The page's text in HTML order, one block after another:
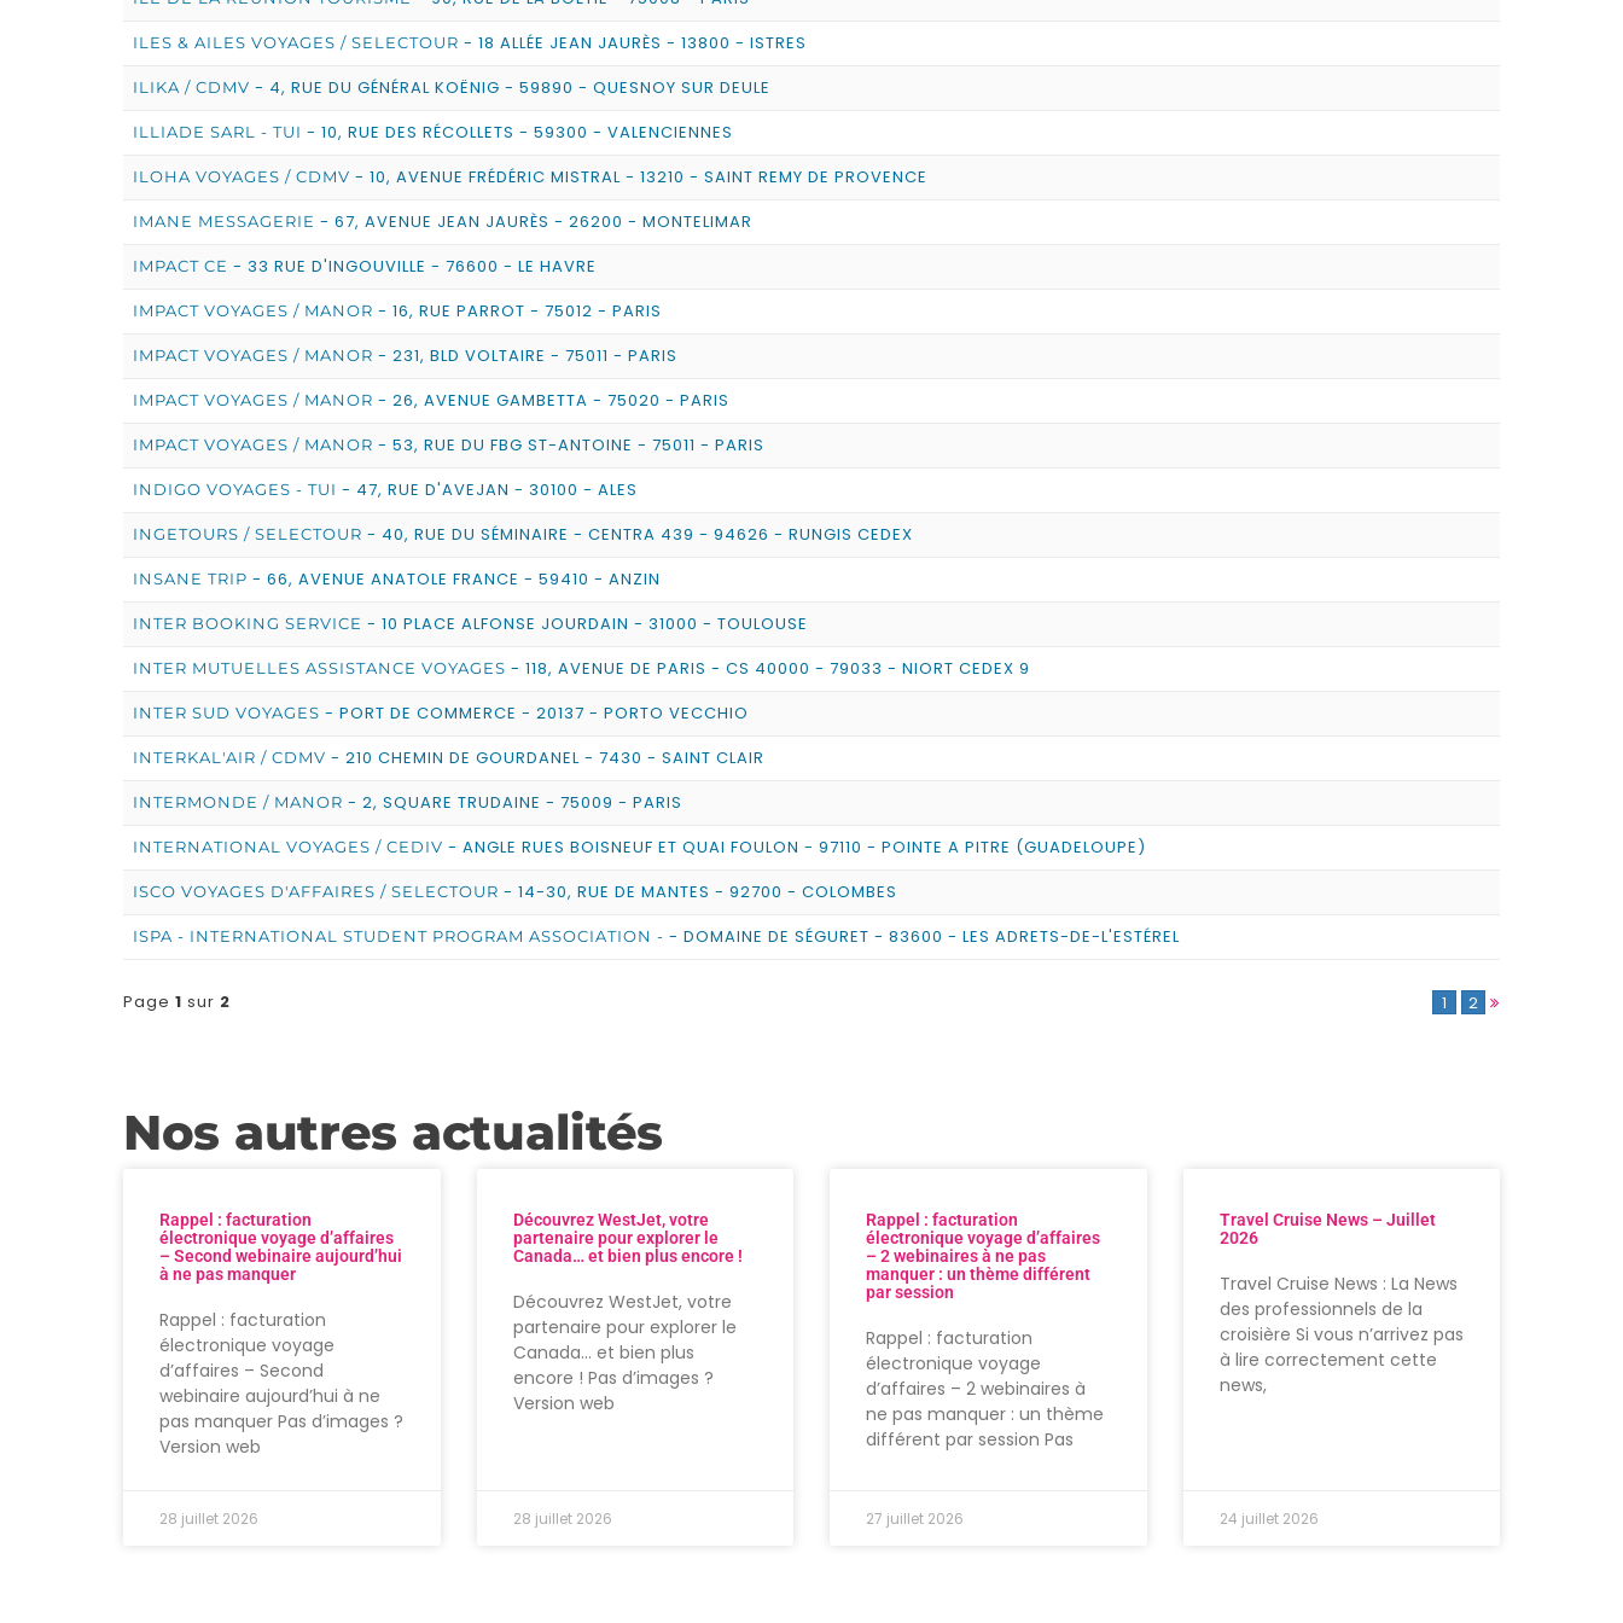
ILES & AILES VOYAGES / SELECTOUR - 18 ALLÉE JEAN JAURÈS - 13800 - ISTRES
ILIKA / CDMV - 4, RUE DU GÉNÉRAL KOËNIG - 59890 - QUESNOY SUR DEULE
ILLIADE SARL - TUI - 10, RUE DES RÉCOLLETS - 59300 - VALENCIENNES
ILOHA VOYAGES / CDMV - 10, AVENUE FRÉDÉRIC MISTRAL - 13210 - SAINT REMY DE PROVENCE
IMANE MESSAGERIE - 67, AVENUE JEAN JAURÈS - 26200 - MONTELIMAR
IMPACT CE - 33 RUE D'INGOUVILLE - 76600 - LE HAVRE
IMPACT VOYAGES / MANOR - 16, RUE PARROT - 75012 - PARIS
IMPACT VOYAGES / MANOR - 231, BLD VOLTAIRE - 75011 - PARIS
IMPACT VOYAGES / MANOR - 26, AVENUE GAMBETTA - 75020 - PARIS
IMPACT VOYAGES / MANOR - 53, RUE DU FBG ST-ANTOINE - 75011 - PARIS
INDIGO VOYAGES - TUI - 47, RUE D'AVEJAN - 30100 - ALES
INGETOURS / SELECTOUR - 40, RUE DU SÉMINAIRE - CENTRA 439 - 94626 - RUNGIS CEDEX
INSANE TRIP - 66, AVENUE ANATOLE FRANCE - 59410 - ANZIN
INTER BOOKING SERVICE - 10 PLACE ALFONSE JOURDAIN - 31000 - TOULOUSE
INTER MUTUELLES ASSISTANCE VOYAGES - 118, AVENUE DE PARIS - CS 40000 - 79033 - NIORT CEDEX 9
INTER SUD VOYAGES - PORT DE COMMERCE - 20137 - PORTO VECCHIO
INTERKAL'AIR / CDMV - 210 CHEMIN DE GOURDANEL - 7430 - SAINT CLAIR
INTERMONDE / MANOR - 2, SQUARE TRUDAINE - 75009 - PARIS
INTERNATIONAL VOYAGES / CEDIV - ANGLE RUES BOISNEUF ET QUAI FOULON - 97110 - POINTE A PITRE (GUADELOUPE)
ISCO VOYAGES D'AFFAIRES / SELECTOUR - 14-30, RUE DE MANTES - 92700 - COLOMBES
ISPA - INTERNATIONAL STUDENT PROGRAM ASSOCIATION - - DOMAINE DE SÉGURET - 83600 - LES ADRETS-DE-L'ESTÉREL
Page 1 sur 2 1 2
Nos autres actualités
Rappel : facturation
électronique voyage d’affaires
– Second webinaire aujourd’hui
à ne pas manquer
Rappel : facturation
électronique voyage
d’affaires – Second
webinaire aujourd’hui à ne
pas manquer Pas d’images ?
Version web
28 juillet 2026
Découvrez WestJet, votre
partenaire pour explorer le
Canada… et bien plus encore !
Découvrez WestJet, votre
partenaire pour explorer le
Canada… et bien plus
encore ! Pas d’images ?
Version web
28 juillet 2026
Rappel : facturation
électronique voyage d’affaires
– 2 webinaires à ne pas
manquer : un thème différent
par session
Rappel : facturation
électronique voyage
d’affaires – 2 webinaires à
ne pas manquer : un thème
différent par session Pas
27 juillet 2026
Travel Cruise News – Juillet
2026
Travel Cruise News : La News
des professionnels de la
croisière Si vous n’arrivez pas
à lire correctement cette
news,
24 juillet 2026